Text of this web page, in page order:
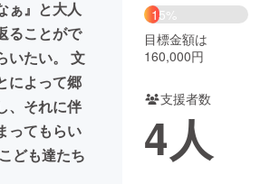
・地域活性化
Social Good CAMPFIRE Creation
るさと納税machi-ya コミュニティ
ぁ』と大人
ることがで
いたい。 文
によって郷
、それに伴
ってもらい
ども達たち
15%
目標金額は
160,000円
支援者数
4人